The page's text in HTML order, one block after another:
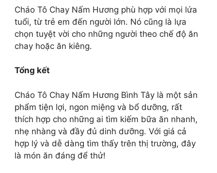
Cháo Tô Chay Nấm Hương phù hợp với mọi lứa
tuổi, từ trẻ em đến người lớn. Nó cũng là lựa
chọn tuyệt vời cho những người theo chế độ ăn
chay hoặc ăn kiêng.
Tổng kết
Cháo Tô Chay Nấm Hương Bình Tây là một sản
phẩm tiện lợi, ngon miệng và bổ dưỡng, rất
thích hợp cho những ai tìm kiếm bữa ăn nhanh,
nhẹ nhàng và đầy đủ dinh dưỡng. Với giá cả
hợp lý và dễ dàng tìm thấy trên thị trường, đây
là món ăn đáng để thử!